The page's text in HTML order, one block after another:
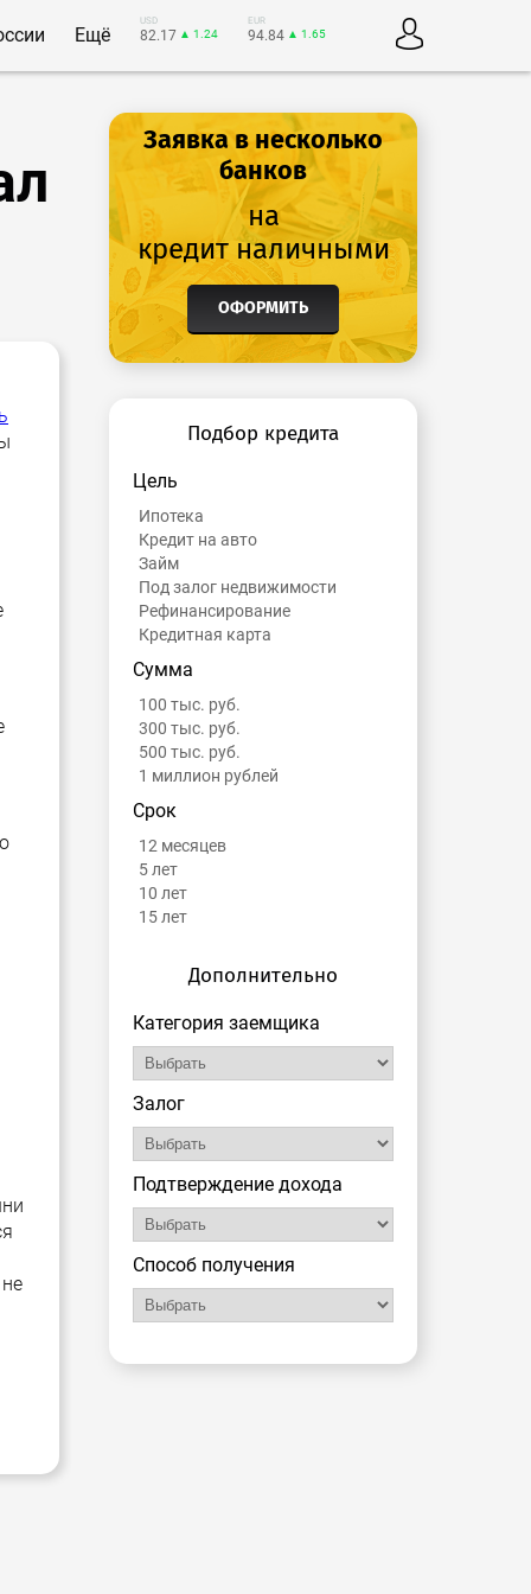
Ещё
USD
82.17 ▲ 1.24
EUR
94.84 ▲ 1.65
Заявка в несколько
банков
на
кредит наличными
ОФОРМИТЬ
Подбор кредита
Цель
Ипотека
Кредит на авто
Займ
Под залог недвижимости
Рефинансирование
Кредитная карта
Сумма
100 тыс. руб.
300 тыс. руб.
500 тыс. руб.
1 миллион рублей
Срок
12 месяцев
5 лет
10 лет
15 лет
Дополнительно
Категория заемщика
Залог
Подтверждение дохода
Способ получения